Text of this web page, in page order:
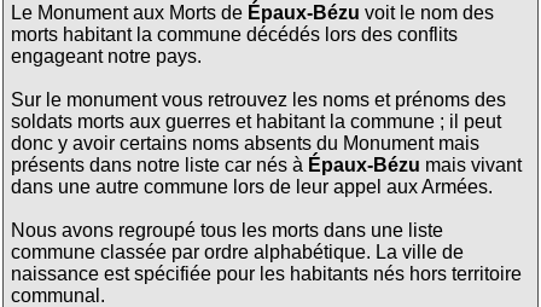
Le Monument aux Morts de Épaux-Bézu voit le nom des
morts habitant la commune décédés lors des conflits
engageant notre pays.
Sur le monument vous retrouvez les noms et prénoms des
soldats morts aux guerres et habitant la commune ; il peut
donc y avoir certains noms absents du Monument mais
présents dans notre liste car nés à Épaux-Bézu mais vivant
dans une autre commune lors de leur appel aux Armées.
Nous avons regroupé tous les morts dans une liste
commune classée par ordre alphabétique. La ville de
naissance est spécifiée pour les habitants nés hors territoire
communal.